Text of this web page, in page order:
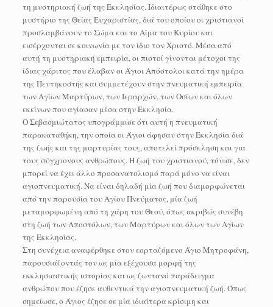
τη μυστηριακή ζωή της Εκκλησίας. Ιδιαιτέρως στάθηκε στο
μυστήριο της Θείας Ευχαριστίας, διά του οποίου οι χριστιανοί
προσλαμβάνουν το Σώμα και το Αίμα του Κυρίου και
εισέρχονται σε κοινωνία με τον ίδιο τον Χριστό. Μέσα από
αυτή τη μυστηριακή εμπειρία, οι πιστοί γίνονται μέτοχοι της
ίδιας χάριτος που έλαβαν οι Άγιοι Απόστολοι κατά την ημέρα
της Πεντηκοστής και συμμετέχουν στην πνευματική εμπειρία
των Αγίων Μαρτύρων, των Ιεραρχών, των Οσίων και όλων
εκείνων που αγίασαν μέσα στην Εκκλησία.
Ο Σεβασμιώτατος υπογράμμισε ότι αυτή η πνευματική
παρακαταθήκη, την οποία οι Άγιοι άφησαν στην Εκκλησία διά
της ζωής και της μαρτυρίας τους, αποτελεί πρόσκληση και για
τους σύγχρονους ανθρώπους. Η ζωή του χριστιανού, τόνισε, δεν
μπορεί να έχει άλλο προσανατολισμό παρά μόνο να είναι
αγιοπνευματική. Να είναι δηλαδή μία ζωή που διαμορφώνεται
από την παρουσία του Αγίου Πνεύματος, μία ζωή
μεταμορφωμένη από τη χάρη του Θεού, όπως ακριβώς συνέβη
στη ζωή των Αποστόλων, των Μαρτύρων και όλων των Αγίων
της Εκκλησίας.
Στη συνέχεια αναφέρθηκε στον εορταζόμενο Άγιο Μητροφάνη,
παρουσιάζοντάς τον ως μία εξέχουσα μορφή της
εκκλησιαστικής ιστορίας και ως ζωντανό παράδειγμα
ανθρώπου που έζησε αυθεντικά την αγιοπνευματική ζωή. Όπως
σημείωσε, ο Άγιος έζησε σε μία ιδιαίτερα κρίσιμη και